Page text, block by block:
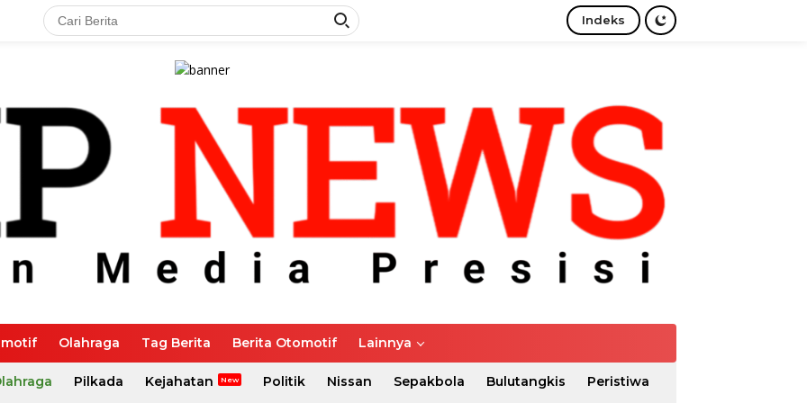
Indeks
Olahraga Tag Berita Berita Otomotif Lainnya
Pilkada Kejahatan Politik Nissan Sepakbola Bulutangkis Peristiwa